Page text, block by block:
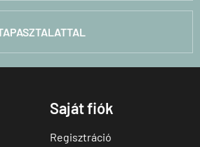
Saját fiók
Regisztráció